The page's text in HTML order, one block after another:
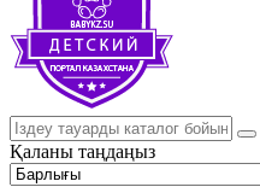
Қаланы таңдаңыз